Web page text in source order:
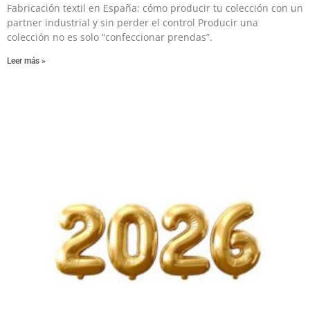
Fabricación textil en España: cómo producir tu colección con un
partner industrial y sin perder el control Producir una
colección no es solo “confeccionar prendas”.
Leer más »